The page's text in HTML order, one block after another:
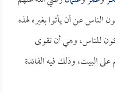
الناس عن أن يأتوا بغيره لهذه
للناس، وهي أن تقوى
البيت، وذلك فيه الفائدة